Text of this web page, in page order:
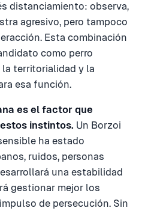
distanciamiento: observa,
agresivo, pero tampoco
Esta combinación
como perro
la territorialidad y la
esa función.
es el factor que
instintos. Un Borzoi
ha estado
ruidos, personas
una estabilidad
gestionar mejor los
de persecución. Sin